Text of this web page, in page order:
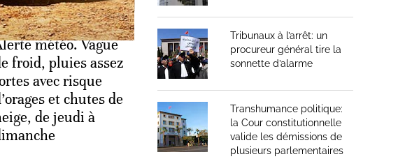
météo. Vague
froid, pluies assez
avec risque
et chutes de
de jeudi à
Tribunaux à l’arrêt: un
procureur général tire la
sonnette d’alarme
Transhumance politique:
la Cour constitutionnelle
valide les démissions de
plusieurs parlementaires